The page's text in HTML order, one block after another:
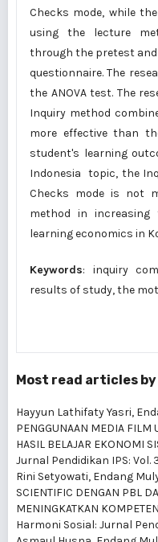
Checks mode, while
using the lecture
through the pretest
questionnaire. The
the ANOVA test. The
Inquiry method
more effective than
student's learning
Indonesia topic, the
Checks mode is not
method in
learning economics in
Keywords: inquiry
results of study, the
Most read articles
Hayyun Lathifaty Yasri,
PENGGUNAAN MEDIA FILM
HASIL BELAJAR EKONOMI
Jurnal Pendidikan IPS: Vol.
Rini Setyowati, Endang
SCIENTIFIC DENGAN PBL
MENINGKATKAN
Harmoni Sosial: Jurnal